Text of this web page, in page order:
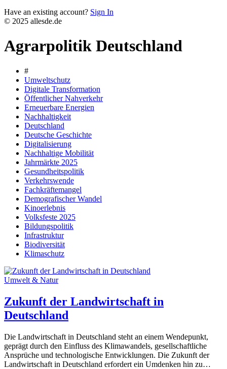
Have an existing account? Sign In
© 2025 allesde.de
Agrarpolitik Deutschland
#
Umweltschutz
Digitale Transformation
Öffentlicher Nahverkehr
Erneuerbare Energien
Nachhaltigkeit
Deutschland
Deutsche Geschichte
Digitalisierung
Nachhaltige Mobilität
Jahrmärkte 2025
Gesundheitspolitik
Verkehrswende
Fachkräftemangel
Demografischer Wandel
Kinoerlebnis
Volksfeste 2025
Bildungspolitik
Infrastruktur
Biodiversität
Klimaschutz
Umwelt & Natur
Zukunft der Landwirtschaft in
Deutschland
Die Landwirtschaft in Deutschland steht an einem Wendepunkt,
geprägt durch den Einfluss des Klimawandels, gesellschaftliche
Ansprüche und technologische Entwicklungen. Die Zukunft der
Landwirtschaft in Deutschland erfordert ein Umdenken hin zu…